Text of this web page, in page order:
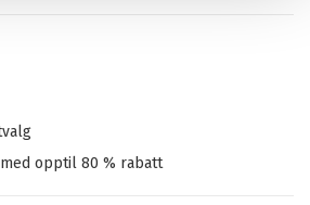
med opptil 80 % rabatt